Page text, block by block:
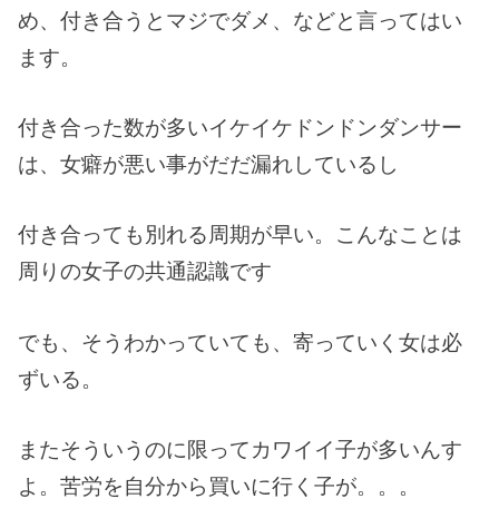
め、付き合うとマジでダメ、などと言ってはい
ます。
付き合った数が多いイケイケドンドンダンサー
は、女癖が悪い事がだだ漏れしているし
付き合っても別れる周期が早い。こんなことは
周りの女子の共通認識です
でも、そうわかっていても、寄っていく女は必
ずいる。
またそういうのに限ってカワイイ子が多いんす
よ。苦労を自分から買いに行く子が。。。